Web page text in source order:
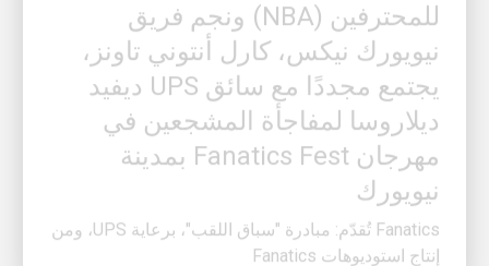
نيويورك نيكس، كارل أنتوني تاونز،
يجتمع مجددًا مع سائق UPS ديفيد
ديلاروسا لمفاجأة المشجعين في
مهرجان Fanatics Fest بمدينة
نيويورك
إنتاج استوديوهات Fanatics